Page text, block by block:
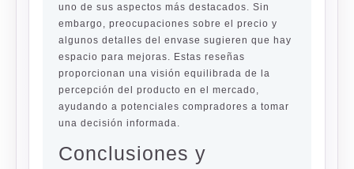
uno de sus aspectos más destacados. Sin
embargo, preocupaciones sobre el precio y
algunos detalles del envase sugieren que hay
espacio para mejoras. Estas reseñas
proporcionan una visión equilibrada de la
percepción del producto en el mercado,
ayudando a potenciales compradores a tomar
una decisión informada.
Conclusiones y